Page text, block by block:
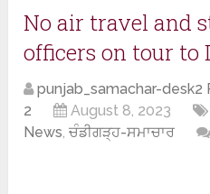
No air travel and
officers on tour to
punjab_samachar-desk2
2
August 8, 2023
News,ਚੰਡੀਗੜ੍ਹ-ਸਮਾਚਾਰ